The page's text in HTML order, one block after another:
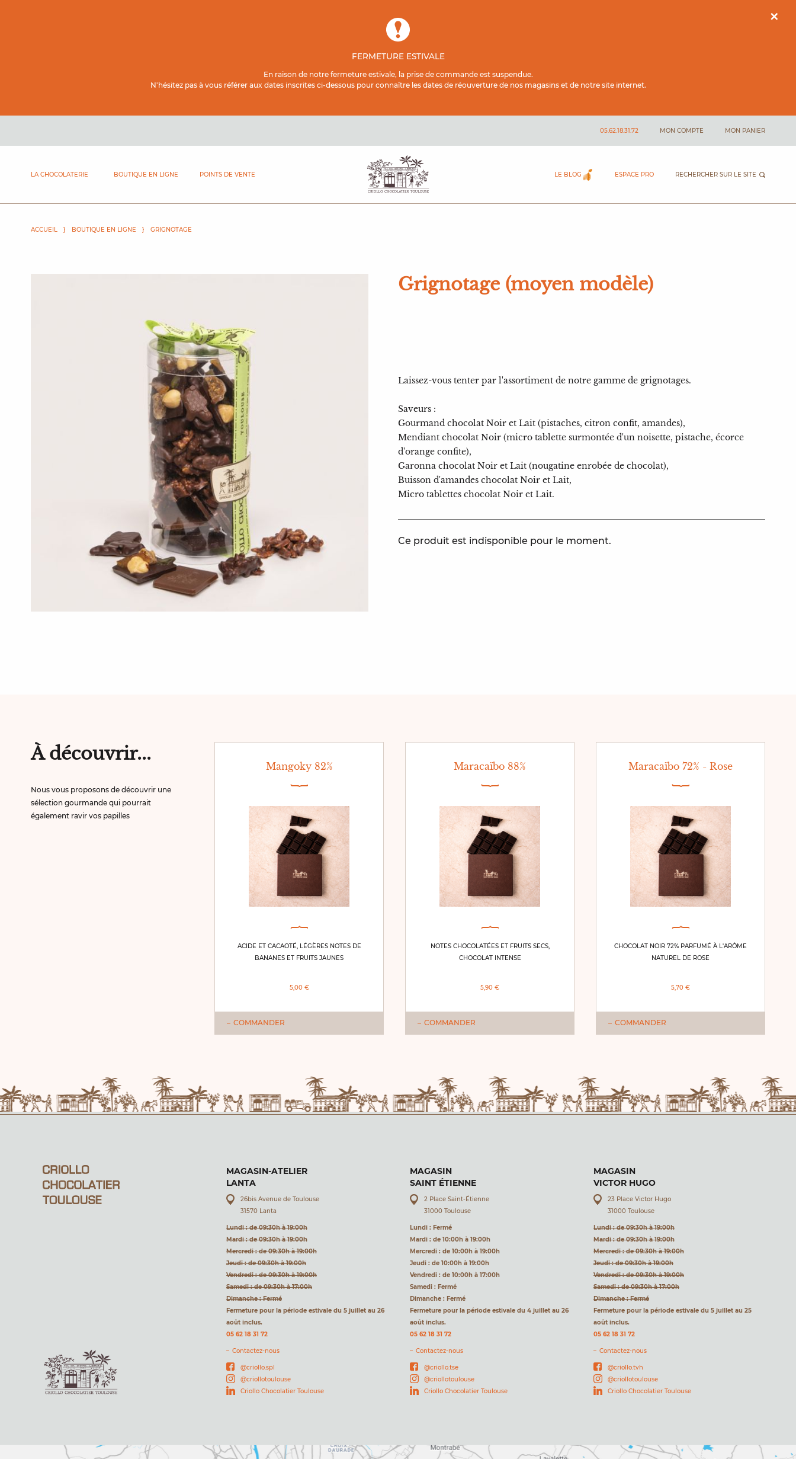
FERMETURE ESTIVALE
En raison de notre fermeture estivale, la prise de commande est suspendue.
N'hésitez pas à vous référer aux dates inscrites ci-dessous pour connaître les dates de réouverture de nos magasins et de notre site internet.
×
05.62.18.31.72 MON COMPTE MON PANIER
LA CHOCOLATERIE BOUTIQUE EN LIGNE POINTS DE VENTE LE BLOG ESPACE PRO RECHERCHER SUR LE SITE
ACCUEIL BOUTIQUE EN LIGNE GRIGNOTAGE
Grignotage (moyen modèle)
Laissez-vous tenter par l'assortiment de notre gamme de grignotages.
Saveurs :
Gourmand chocolat Noir et Lait (pistaches, citron confit, amandes),
Mendiant chocolat Noir (micro tablette surmontée d'un noisette, pistache, écorce
d'orange confite),
Garonna chocolat Noir et Lait (nougatine enrobée de chocolat),
Buisson d'amandes chocolat Noir et Lait,
Micro tablettes chocolat Noir et Lait.
Ce produit est indisponible pour le moment.
À découvrir...
Nous vous proposons de découvrir une
sélection gourmande qui pourrait
également ravir vos papilles
Mangoky 82%
ACIDE ET CACAOTÉ, LÉGÈRES NOTES DE
BANANES ET FRUITS JAUNES
5,00 €
COMMANDER
Maracaïbo 88%
NOTES CHOCOLATÉES ET FRUITS SECS,
CHOCOLAT INTENSE
5,90 €
COMMANDER
Maracaïbo 72% - Rose
CHOCOLAT NOIR 72% PARFUMÉ À L'ARÔME
NATUREL DE ROSE
5,70 €
COMMANDER
MAGASIN-ATELIER
LANTA
26bis Avenue de Toulouse
31570 Lanta
Lundi : de 09:30h à 19:00h
Mardi : de 09:30h à 19:00h
Mercredi : de 09:30h à 19:00h
Jeudi : de 09:30h à 19:00h
Vendredi : de 09:30h à 19:00h
Samedi : de 09:30h à 17:00h
Dimanche : Fermé
Fermeture pour la période estivale du 5 juillet au 26
août inclus.
05 62 18 31 72
Contactez-nous
@criollo.spl
@criollotoulouse
Criollo Chocolatier Toulouse
MAGASIN
SAINT ÉTIENNE
2 Place Saint-Étienne
31000 Toulouse
Lundi : Fermé
Mardi : de 10:00h à 19:00h
Mercredi : de 10:00h à 19:00h
Jeudi : de 10:00h à 19:00h
Vendredi : de 10:00h à 17:00h
Samedi : Fermé
Dimanche : Fermé
Fermeture pour la période estivale du 4 juillet au 26
août inclus.
05 62 18 31 72
Contactez-nous
@criollo.tse
@criollotoulouse
Criollo Chocolatier Toulouse
MAGASIN
VICTOR HUGO
23 Place Victor Hugo
31000 Toulouse
Lundi : de 09:30h à 19:00h
Mardi : de 09:30h à 19:00h
Mercredi : de 09:30h à 19:00h
Jeudi : de 09:30h à 19:00h
Vendredi : de 09:30h à 19:00h
Samedi : de 09:30h à 17:00h
Dimanche : Fermé
Fermeture pour la période estivale du 5 juillet au 25
août inclus.
05 62 18 31 72
Contactez-nous
@criollo.tvh
@criollotoulouse
Criollo Chocolatier Toulouse